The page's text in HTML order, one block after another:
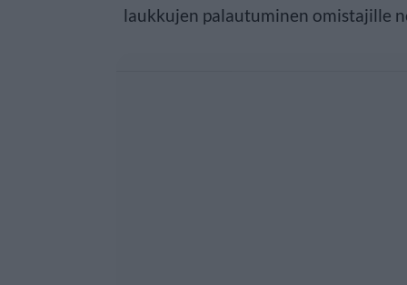
laukkujen palautuminen omistajille